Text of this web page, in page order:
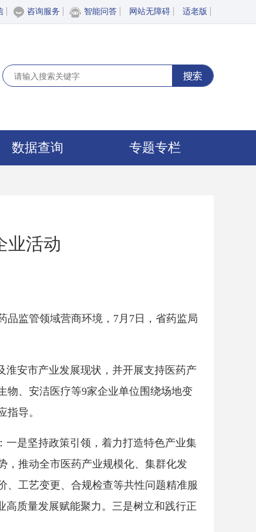
咨询服务 智能问答 网站无障碍 适老版
数据查询 专题专栏
业活动
品监管领域营商环境，7月7日，省药监局
淮安市产业发展现状，并开展支持医药产
物、安洁医疗等9家企业单位围绕场地变
导。
一是坚持政策引领，着力打造特色产业集
，推动全市医药产业规模化、集群化发
、工艺变更、合规检查等共性问题精准服
高质量发展赋能聚力。三是树立和践行正